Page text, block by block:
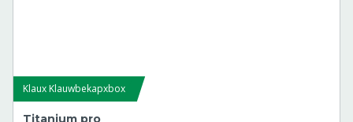
Klaux Klauwbekapxbox
Titanium pro